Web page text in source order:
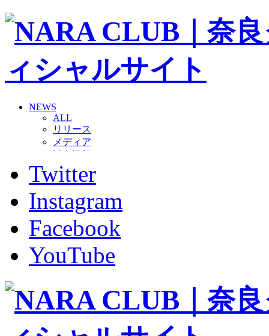
NEWS
ALL
リリース
メディア
グッズ
ファンコミュニティ
ホームタウン
コラム
その他
TEAM
2026/27トップチーム
2026/27トップチームスタッフ
バモス
チアダンススクール
ボランティアチーム「volundeer」
ビクトリーロード
Twitter
Instagram
Facebook
YouTube